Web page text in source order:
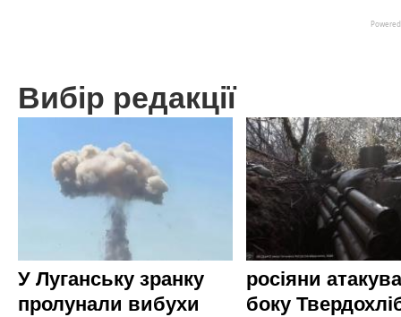
Вибір редакції
У Луганську зранку
пролунали вибухи
росіяни
боку